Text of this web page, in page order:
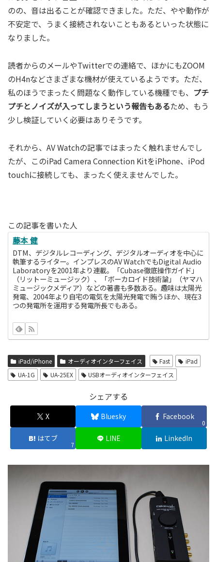
のの、音は出ることが確認できました。ただ、やや動作が
不安定で、うまく接続されないこともあるといった状態に
なりました。
読者からのメールやTwitterでの連絡で、ほかにもZOOM
のH4nなどさまざまな機材が使えているようです。ただ、
私のほうでまったく問題なく動作している機種でも、 プチ
プチとノイズが入ってしまうという報告もあるため、もう
少し検証していく必要はありそうです。
それから、AV Watchの記事ではまったく触れませんでし
たが、このiPad Camera Connection KitをiPhone、iPod
touchに接続しても、まったく使えませんでした。
この記事を書いた人
藤本 健
DTM、デジタルレコーディング、デジタルオーディオを中心に
執筆するライター。インプレスのAV WatchでもDigital Audio
Laboratoryを2001年より連載。「Cubase徹底操作ガイド」
（リットーミュージック）、「ボーカロイド技術論」（ヤマハ
ミュージックメディア）などの著書も多数ある。趣味は太陽光
発電、2004年より自宅の電気を太陽光発電で賄うほか、現在3
つの発電所を運用する発電所長でもある。
iPad/iPhone オーディオインターフェイス Fast
iPad
UA-1G
UA-25EX USBオーディオインターフェイス
シェアする
X Bluesky Facebook
0
はてブ
7
LINE LinkedIn